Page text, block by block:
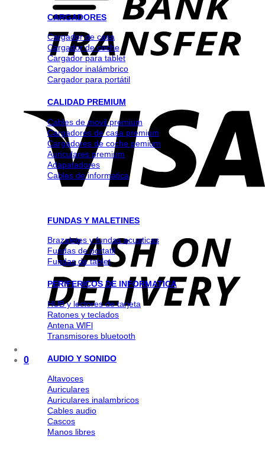
0
CARGADORES
Cargador de casa
Cargador de coche
Cargador para tablet
Cargador inalámbrico
Cargador para portátil
CALIDAD PREMIUM
Cables de movil premium
Cargadores de casa premium
Cargadores de coche pemium
Auriculares premium
Adapatadores
Cables de informatica
FUNDAS Y MALETINES
Brazaletes y fundas acuaticas
Fundas de portatil
Fundas de tablet
PERIFERICOS DE INFORMATICA
HUB y lectores de tarjeta
Ratones y teclados
Antena WlFl
Transmisores bluetooth
AUDIO Y SONIDO
Altavoces
Auriculares
Auriculares inalambricos
Cables audio
Cascos
Manos libres